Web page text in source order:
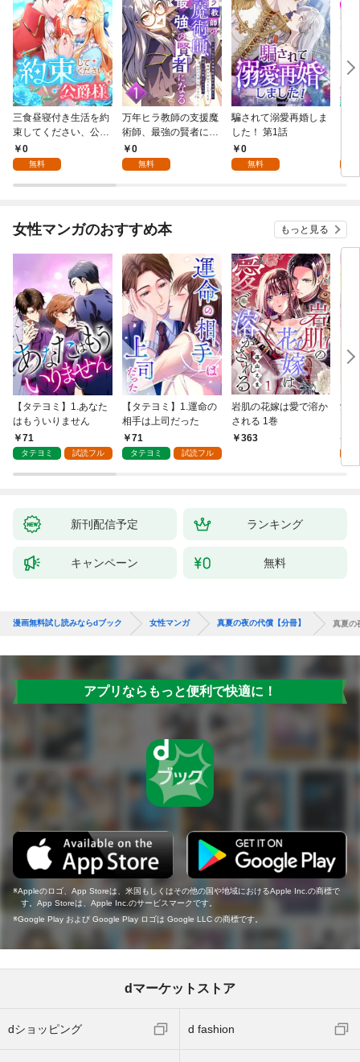
三食昼寝付き生活を約
束してください、公爵
様 1話
0
無料
万年ヒラ教師の支援魔
術師、最強の賢者にな
る～不人気の支援魔術
師は給料泥棒だと魔術
らない件～ 第1話
0
無料
騙されて溺愛再婚しま
した！ 第1話
0
無料
女性マンガのおすすめ本 もっと見る
【タテヨミ】1.あなた
はもういりません
71
タテヨミ 試読フル
【タテヨミ】1.運命の
相手は上司だった
71
タテヨミ 試読フル
岩肌の花嫁は愛で溶か
される 1巻
363
愛
新刊配信予定 ランキング
キャンペーン 無料
漫画無料試し読みならdブック 女性マンガ 真夏の夜の代償【分冊】 真夏の
アプリならもっと便利で快適に！
Appleのロゴ、App Storeは、米国もしくはその他の国や地域におけるApple Inc.の商標で
す。App Storeは、Apple Inc.のサービスマークです。
Google Play および Google Play ロゴは Google LLC の商標です。
dマーケットストア
dショッピング d fashion